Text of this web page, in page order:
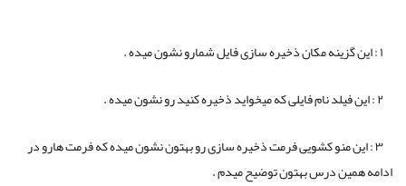
۲ : این فیلد نام فایلی که میخواید ذخیره کنید رو نشون میده .
۳ : این منو کشویی فرمت ذخیره سازی رو بهتون نشون میده که فرمت هارو در
ادامه همین درس بهتون توضیح میدم .